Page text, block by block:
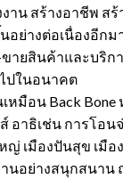
าน สร้างอาชีพ
นอย่างต่อเนื่อง
ายสินค้าและบริก
ปในอนาคต
นเหมือน Back
อาธิเช่น การโอ
เมืองปันสุข เมือ
านอย่างสนุกสน